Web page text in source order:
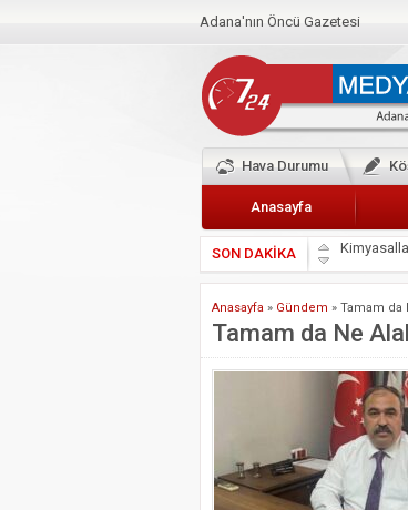
Adana'nın Öncü Gazetesi
Hava Durumu
Anasayfa
SON DAKİKA
Başkan
Hak-İş
HDP İL
CEYHAN
Hainler
İyi Parti
Anasayfa » Gündem » Tamam da
Tamam da Ne